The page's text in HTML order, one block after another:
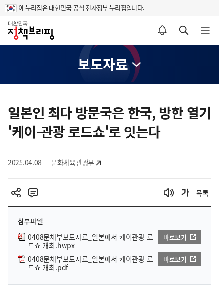
이 누리집은 대한민국 공식 전자정부 누리집입니다.
홈
알림설정 바로가기 검색 바로가기 메뉴 열기
보도자료
텐
영
일본인 최다 방문국은 한국, 방한 열기
'케이-관광 로드쇼'로 잇는다
2025.04.08 문화체육관광부
목록
첨부파일
0408문체부보도자료_일본에서 케이관광 로
드쇼 개최.hwpx
바로보기
0408문체부보도자료_일본에서 케이관광 로
드쇼 개최.pdf
바로보기